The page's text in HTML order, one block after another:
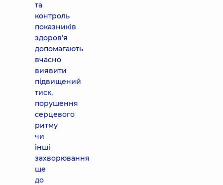
та
контроль
показників
здоров’я
допомагають
вчасно
виявити
підвищений
тиск,
порушення
серцевого
ритму
чи
інші
захворювання
ще
до